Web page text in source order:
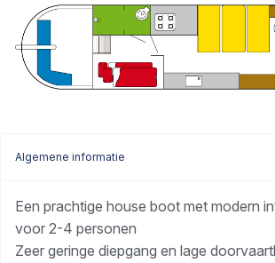
Algemene informatie
Een prachtige house boot met modern
voor 2-4 personen
Zeer geringe diepgang en lage